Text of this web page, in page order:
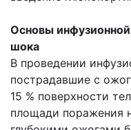
Основы
шока
В проведении
пострадавшие с
15 % поверхности
площади поражения